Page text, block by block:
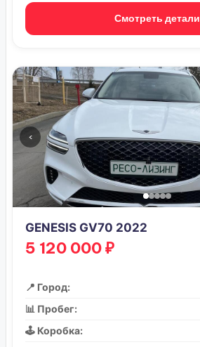
Смотреть детали
‹
GENESIS GV70 2022
5 120 000 ₽
📍 Город:
📊 Пробег:
🕹️ Коробка: